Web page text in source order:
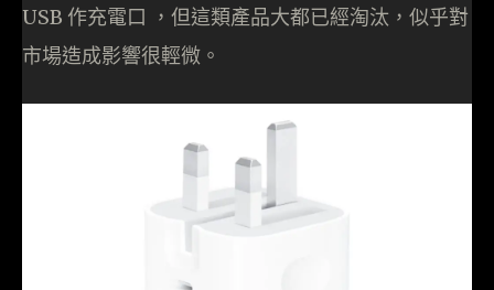
USB 作充電口 ，但這類產品大都已經淘汰，似乎對
市場造成影響很輕微。